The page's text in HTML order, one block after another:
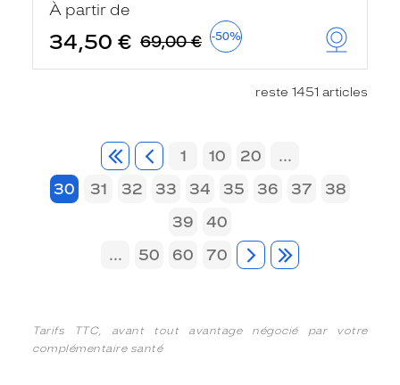
À partir de
34,50 € 69,00 € -50%
reste 1451 articles
1 10 20
...
30
31 32 33 34 35 36 37
38
39
40
...
50 60 70
Tarifs TTC, avant tout avantage négocié par votre
complémentaire santé